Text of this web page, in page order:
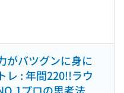
がバツグンに身に
レ : 年間220!!ラウ